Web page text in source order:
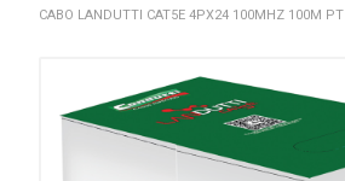
CABO LANDUTTI CAT5E 4PX24 100MHZ 100M PT